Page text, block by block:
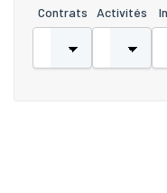
Contrats
Activités